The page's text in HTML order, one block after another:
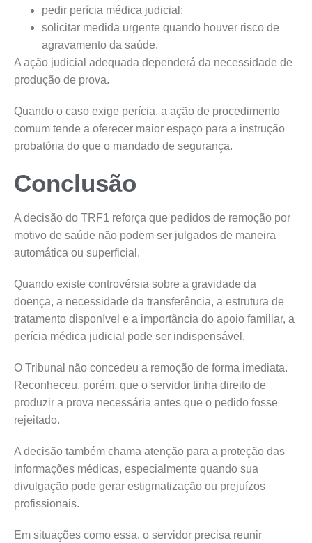
pedir perícia médica judicial;
solicitar medida urgente quando houver risco de
agravamento da saúde.
A ação judicial adequada dependerá da necessidade de
produção de prova.
Quando o caso exige perícia, a ação de procedimento
comum tende a oferecer maior espaço para a instrução
probatória do que o mandado de segurança.
Conclusão
A decisão do TRF1 reforça que pedidos de remoção por
motivo de saúde não podem ser julgados de maneira
automática ou superficial.
Quando existe controvérsia sobre a gravidade da
doença, a necessidade da transferência, a estrutura de
tratamento disponível e a importância do apoio familiar, a
perícia médica judicial pode ser indispensável.
O Tribunal não concedeu a remoção de forma imediata.
Reconheceu, porém, que o servidor tinha direito de
produzir a prova necessária antes que o pedido fosse
rejeitado.
A decisão também chama atenção para a proteção das
informações médicas, especialmente quando sua
divulgação pode gerar estigmatização ou prejuízos
profissionais.
Em situações como essa, o servidor precisa reunir